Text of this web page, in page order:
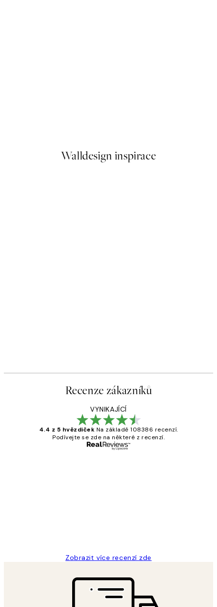
Walldesign inspirace
Recenze zákazníků
VYNIKAJÍCÍ
4.4 z 5 hvězdiček Na základě 108386 recenzí.
Podívejte se zde na některé z recenzí.
Zobrazit více recenzí zde